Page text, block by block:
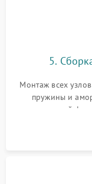
5.
Монтаж всех
пружины и
надежной
герметиком для